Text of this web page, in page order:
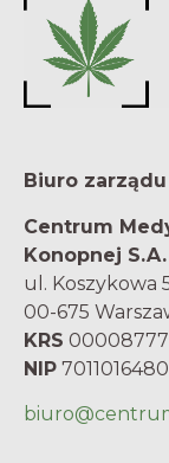
Biuro zarządu
Centrum
Konopnej S.A.
ul. Koszykowa
00-675
KRS
NIP 7011016480